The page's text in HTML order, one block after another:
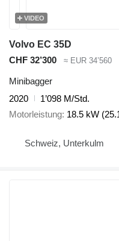
VIDEO
Volvo EC 35D
CHF 32’300
≈ EUR 34’560
Minibagger
2020
1’098 M/Std.
Motorleistung 18.5 kW
Schweiz, Unterkulm